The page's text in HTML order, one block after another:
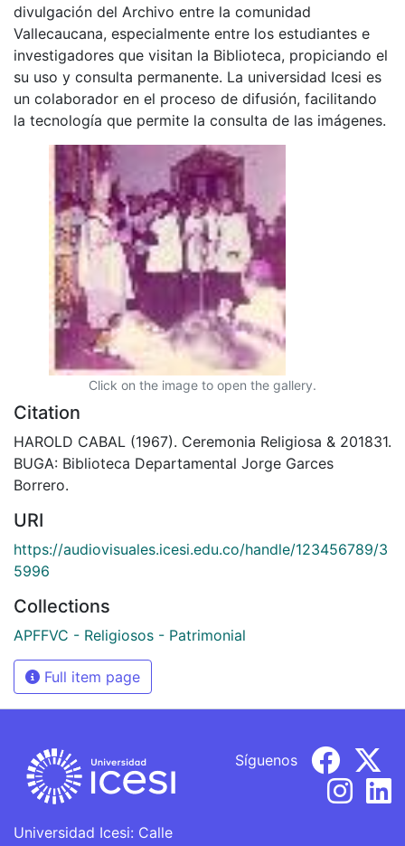
divulgación del Archivo entre la comunidad
Vallecaucana, especialmente entre los estudiantes e
investigadores que visitan la Biblioteca, propiciando el
su uso y consulta permanente. La universidad Icesi es
un colaborador en el proceso de difusión, facilitando
la tecnología que permite la consulta de las imágenes.
Click on the image to open the gallery.
Citation
HAROLD CABAL (1967). Ceremonia Religiosa & 201831.
BUGA: Biblioteca Departamental Jorge Garces
Borrero.
URI
https://audiovisuales.icesi.edu.co/handle/123456789/3
5996
Collections
APFFVC - Religiosos - Patrimonial
Full item page
Universidad Icesi: Calle
Síguenos